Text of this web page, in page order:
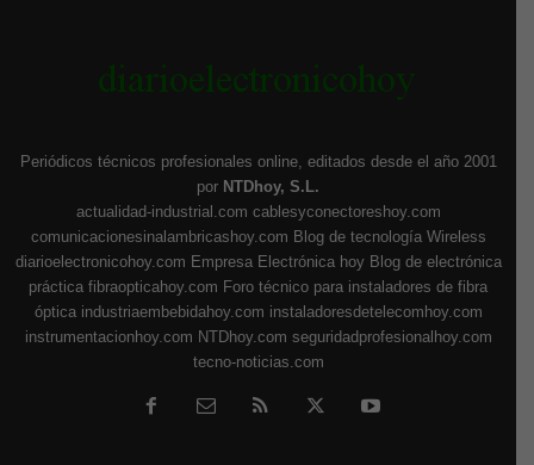
Periódicos técnicos profesionales online, editados desde el año 2001
por NTDhoy, S.L.
actualidad-industrial.com cablesyconectoreshoy.com
comunicacionesinalambricashoy.com Blog de tecnología Wireless
diarioelectronicohoy.com Empresa Electrónica hoy Blog de electrónica
práctica fibraopticahoy.com Foro técnico para instaladores de fibra
óptica industriaembebidahoy.com instaladoresdetelecomhoy.com
instrumentacionhoy.com NTDhoy.com seguridadprofesionalhoy.com
tecno-noticias.com